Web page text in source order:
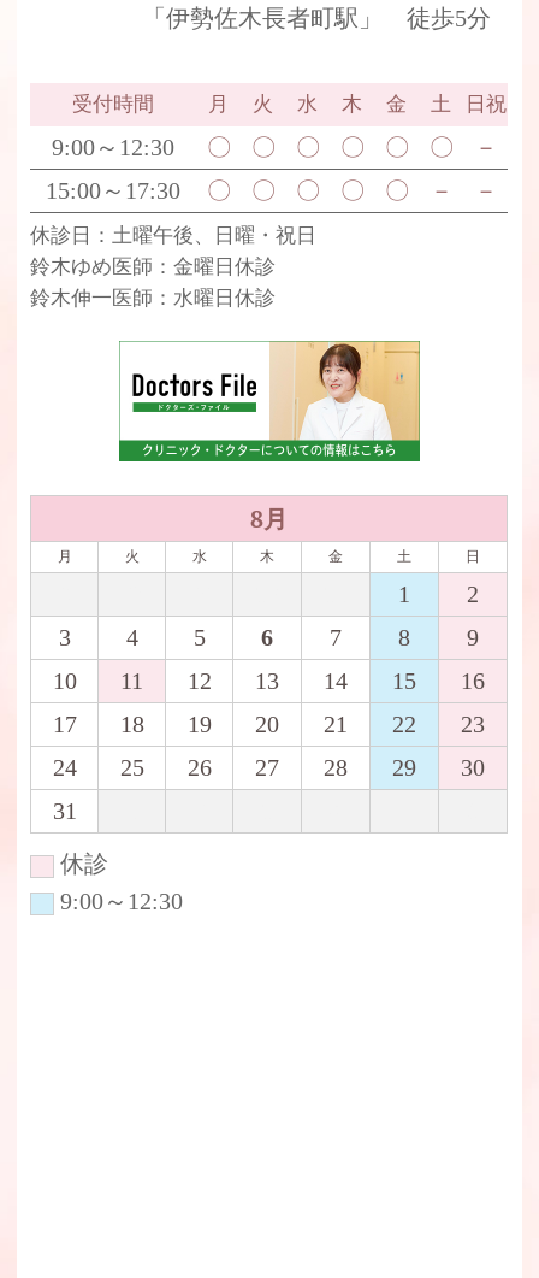
「伊勢佐木長者町駅」 徒歩5分
休診日： 土曜午後、日曜・祝日
鈴木ゆめ医師：金曜日休診
鈴木伸一医師：水曜日休診
受付時間 月 火 水 木 金 土 日祝
9:00～12:30 〇 〇 〇 〇 〇 〇
－
15:00～17:30
〇 〇 〇 〇 〇 － －
8月
月 火 水 木 金 土 日
1
2
3
4 5 6 7 8
9
10
11 12 13 14 15
16
17
18 19 20 21 22
23
24
25 26 27 28 29
30
31
休診
9:00～12:30